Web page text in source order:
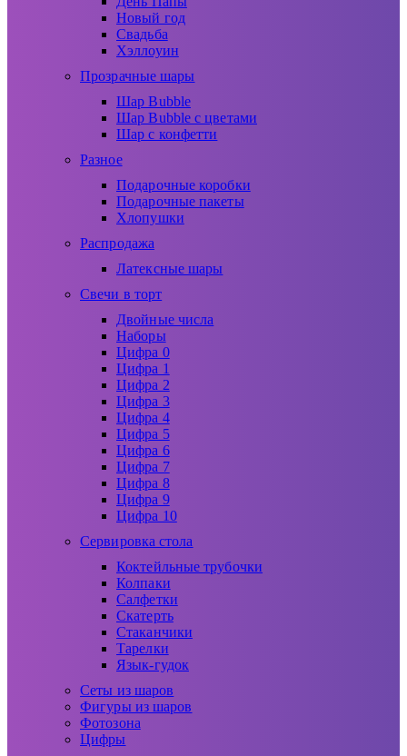
Новый год
Свадьба
Хэллоуин
Прозрачные шары
Шар Bubble
Шар Bubble с цветами
Шар с конфетти
Разное
Подарочные коробки
Подарочные пакеты
Хлопушки
Распродажа
Латексные шары
Свечи в торт
Двойные числа
Наборы
Цифра 0
Цифра 1
Цифра 2
Цифра 3
Цифра 4
Цифра 5
Цифра 6
Цифра 7
Цифра 8
Цифра 9
Цифра 10
Сервировка стола
Коктейльные трубочки
Колпаки
Салфетки
Скатерть
Стаканчики
Тарелки
Язык-гудок
Сеты из шаров
Фигуры из шаров
Фотозона
Цифры